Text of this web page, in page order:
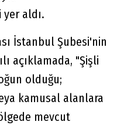
aldı.
İstanbul Şubesi'nin
açıklamada, "Şişli
olduğu;
kamusal alanlara
mevcut